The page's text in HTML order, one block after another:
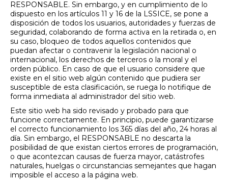
RESPONSABLE. Sin embargo, y en cumplimiento de lo
dispuesto en los artículos 11 y 16 de la LSSICE, se pone a
disposición de todos los usuarios, autoridades y fuerzas de
seguridad, colaborando de forma activa en la retirada o, en
su caso, bloqueo de todos aquellos contenidos que
puedan afectar o contravenir la legislación nacional o
internacional, los derechos de terceros o la moral y el
orden público. En caso de que el usuario considere que
existe en el sitio web algún contenido que pudiera ser
susceptible de esta clasificación, se ruega lo notifique de
forma inmediata al administrador del sitio web.
Este sitio web ha sido revisado y probado para que
funcione correctamente. En principio, puede garantizarse
el correcto funcionamiento los 365 días del año, 24 horas al
día. Sin embargo, el RESPONSABLE no descarta la
posibilidad de que existan ciertos errores de programación,
o que acontezcan causas de fuerza mayor, catástrofes
naturales, huelgas o circunstancias semejantes que hagan
imposible el acceso a la página web.